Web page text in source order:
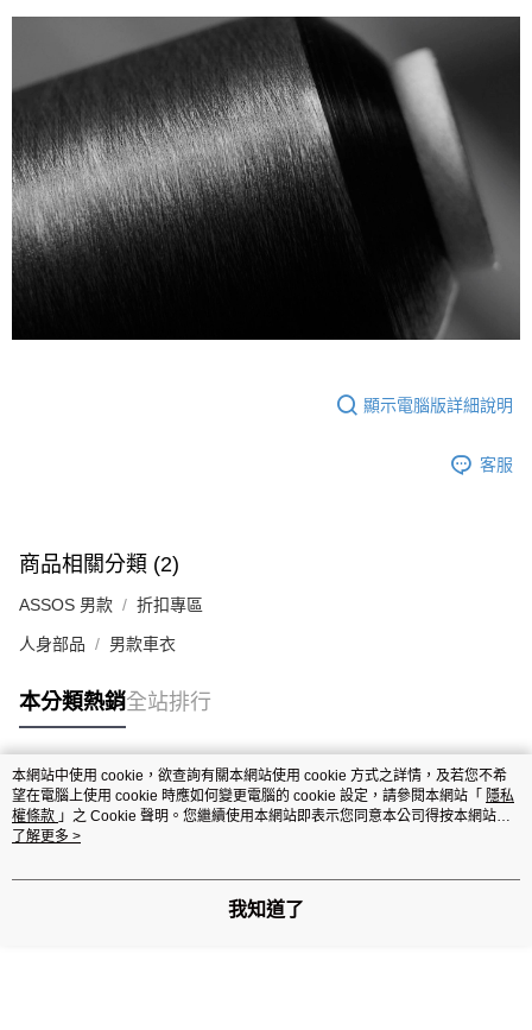
顯示電腦版詳細說明
客服
商品相關分類 (2)
ASSOS 男款 折扣專區
人身部品 男款車衣
本分類熱銷全站排行
熱門標籤
本網站中使用 cookie，欲查詢有關本網站使用 cookie 方式之詳情，及若您不希
望在電腦上使用 cookie 時應如何變更電腦的 cookie 設定，請參閱本網站「 隱私
權條款 」之 Cookie 聲明。您繼續使用本網站即表示您同意本公司得按本網站使
用條款之 Cookie 聲明使用 cookie。
了解更多 >
我知道了